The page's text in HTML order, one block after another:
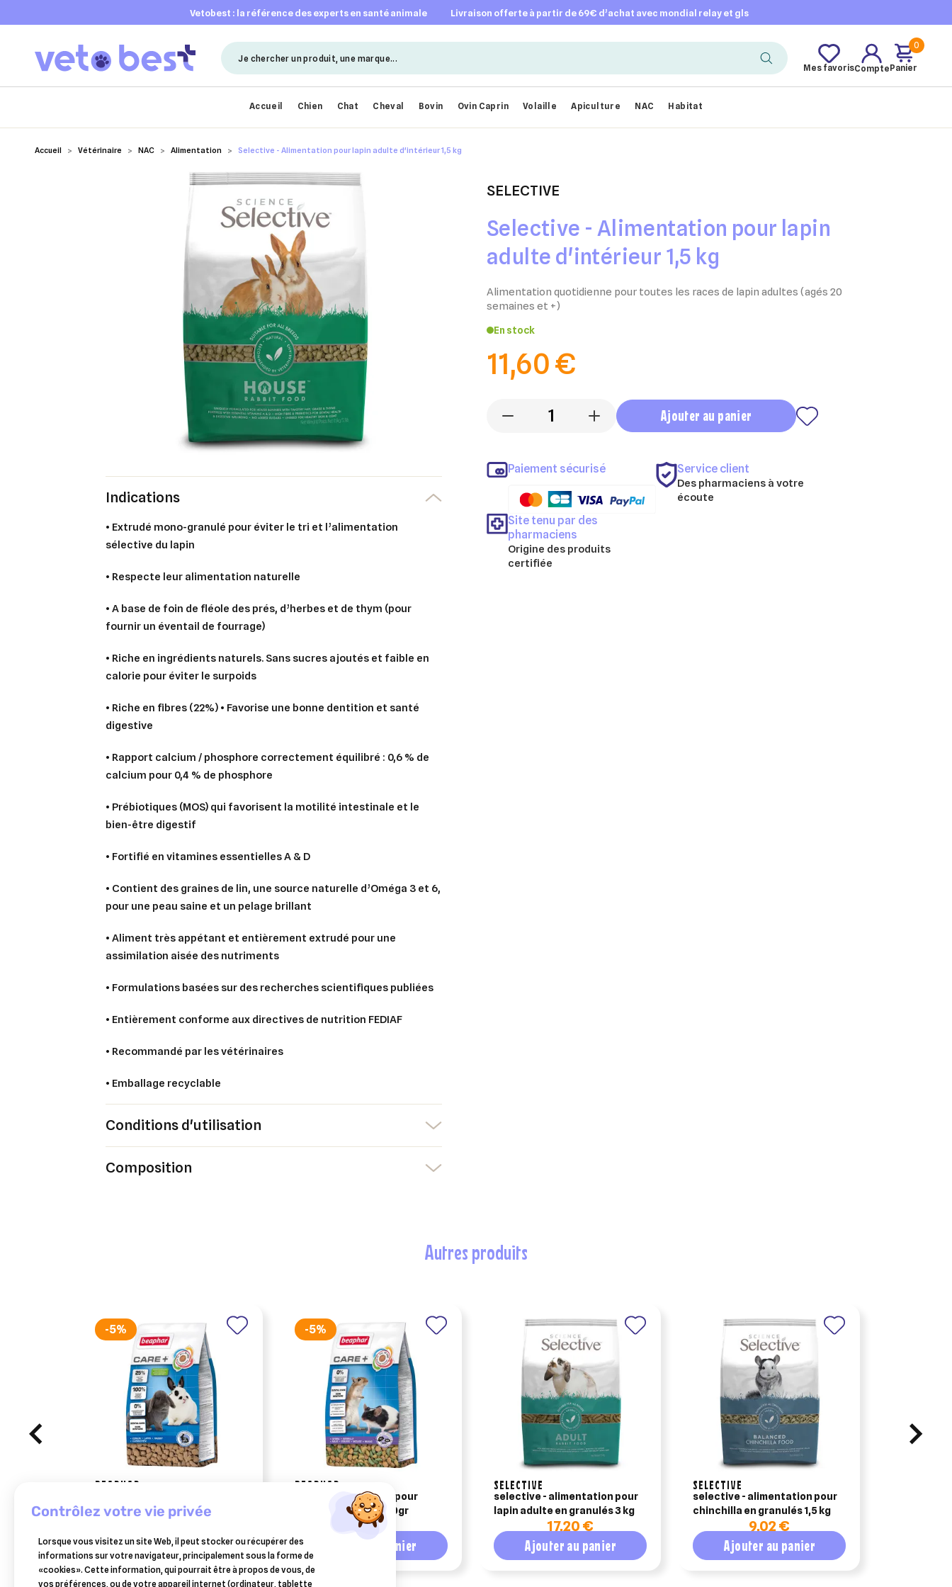
vetobest : la référence des experts en santé animale livraison offerte à partir de 69€ d’achat avec mondial relay et gls
Mes favorisCompte
0
Panier
Accueil Chien Chat Cheval Bovin Ovin Caprin Volaille Apiculture NAC Habitat
Accueil Vétérinaire NAC Alimentation Selective - Alimentation pour lapin adulte d'intérieur 1,5 kg
SELECTIVE
Selective - Alimentation pour lapin
adulte d'intérieur 1,5 kg
Alimentation quotidienne pour toutes les races de lapin adultes (agés 20
semaines et +)
En stock
11,60 €
- + Ajouter au panier
Paiement sécurisé Service client
Des pharmaciens à votre
écoute
Site tenu par des
pharmaciens
Origine des produits
certifiée
Indications
• Extrudé mono-granulé pour éviter le tri et l’alimentation
sélective du lapin
• Respecte leur alimentation naturelle
• A base de foin de fléole des prés, d’herbes et de thym (pour
fournir un éventail de fourrage)
• Riche en ingrédients naturels. Sans sucres ajoutés et faible en
calorie pour éviter le surpoids
• Riche en fibres (22%) • Favorise une bonne dentition et santé
digestive
• Rapport calcium / phosphore correctement équilibré : 0,6 % de
calcium pour 0,4 % de phosphore
• Prébiotiques (MOS) qui favorisent la motilité intestinale et le
bien-être digestif
• Fortifié en vitamines essentielles A & D
• Contient des graines de lin, une source naturelle d’Oméga 3 et 6,
pour une peau saine et un pelage brillant
• Aliment très appétant et entièrement extrudé pour une
assimilation aisée des nutriments
• Formulations basées sur des recherches scientifiques publiées
• Entièrement conforme aux directives de nutrition FEDIAF
• Recommandé par les vétérinaires
• Emballage recyclable
Conditions d'utilisation
Composition
autres produits
-5%
BEAPHAR
1,5 kg
Ajouter au panier
-5%
BEAPHAR
care+, alimentation pour
gerbille et souris 700gr
7,98 €
Ajouter au panier
SELECTIVE
selective - alimentation pour
lapin adulte en granulés 3 kg
17,20 €
Ajouter au panier
SELECTIVE
selective - alimentation pour
chinchilla en granulés 1,5 kg
9,02 €
Ajouter au panier
Ajouter à ma liste d'envies
add_circle_outline
Annuler Créer une liste d'envies
contrôlez votre vie privée
Lorsque vous visitez un site Web, il peut stocker ou récupérer des
informations sur votre navigateur, principalement sous la forme de
«cookies». Cette information, qui pourrait être à propos de vous, de
vos préférences, ou de votre appareil internet (ordinateur, tablette